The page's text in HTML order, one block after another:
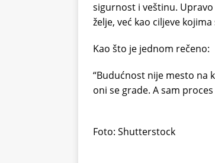
sigurnost i veštinu.
želje, već kao ciljeve
Kao što je jednom rečeno:
“Budućnost nije mesto na
oni se grade. A sam
Foto: Shutterstock